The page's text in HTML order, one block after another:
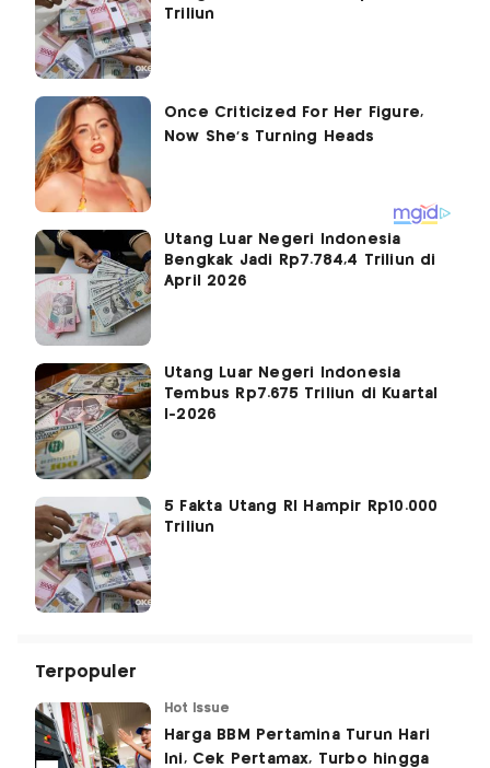
Triliun
Utang Luar Negeri Indonesia
Bengkak Jadi Rp7.784,4 Triliun di
April 2026
Utang Luar Negeri Indonesia
Tembus Rp7.675 Triliun di Kuartal
I-2026
5 Fakta Utang RI Hampir Rp10.000
Triliun
Terpopuler
Hot Issue
Harga BBM Pertamina Turun Hari
Ini, Cek Pertamax, Turbo hingga